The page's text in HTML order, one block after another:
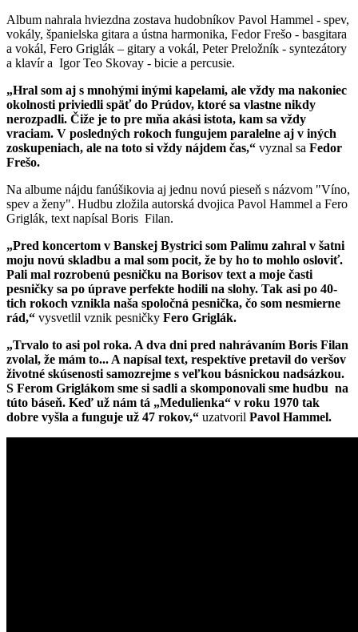
Album nahrala hviezdna zostava hudobníkov Pavol Hammel - spev,
vokály, španielska gitara a ústna harmonika, Fedor Frešo - basgitara
a vokál, Fero Griglák – gitary a vokál, Peter Preložník - syntezátory
a klavír a Igor Teo Skovay - bicie a percusie.
„Hral som aj s mnohými inými kapelami, ale vždy ma nakoniec
okolnosti priviedli späť do Prúdov, ktoré sa vlastne nikdy
nerozpadli. Čiže je to pre mňa akási istota, kam sa vždy
vraciam. V posledných rokoch fungujem paralelne aj v iných
zoskupeniach, ale na toto si vždy nájdem čas,“ vyznal sa Fedor
Frešo.
Na albume nájdu fanúšikovia aj jednu novú pieseň s názvom "Víno,
spev a ženy". Hudbu zložila autorská dvojica Pavol Hammel a Fero
Griglák, text napísal Boris Filan.
„Pred koncertom v Banskej Bystrici som Palimu zahral v šatni
moju novú skladbu a mal som pocit, že by ho to mohlo osloviť.
Pali mal rozrobenú pesničku na Borisov text a moje časti
pesničky sa po úprave perfekte hodili na slohy. Tak asi po 40-
tich rokoch vznikla naša spoločná pesnička, čo som nesmierne
rád,“ vysvetlil vznik pesničky Fero Griglák.
„Trvalo to asi pol roka. A dva dni pred nahrávaním Boris Filan
zvolal, že mám to... A napísal text, respektíve pretavil do veršov
životné skúsenosti samozrejme s veľkou básnickou nadsázkou.
S Ferom Griglákom sme si sadli a skomponovali sme hudbu na
túto báseň. Keď už nám tá „Medulienka“ v roku 1970 tak
dobre vyšla a funguje už 47 rokov,“ uzatvoril Pavol Hammel.